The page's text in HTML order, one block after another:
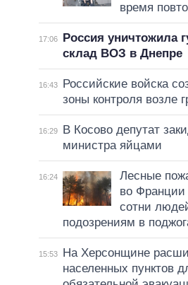
время
17:06
Россия уничтожила
склад ВОЗ в Днепре
16:43
Российские войска
зоны контроля возле
16:29
В Косово депутат
министра яйцами
16:24
Лесные
во Франции
сотни
подозрениям в
15:53
На Херсонщине
населенных пунктов